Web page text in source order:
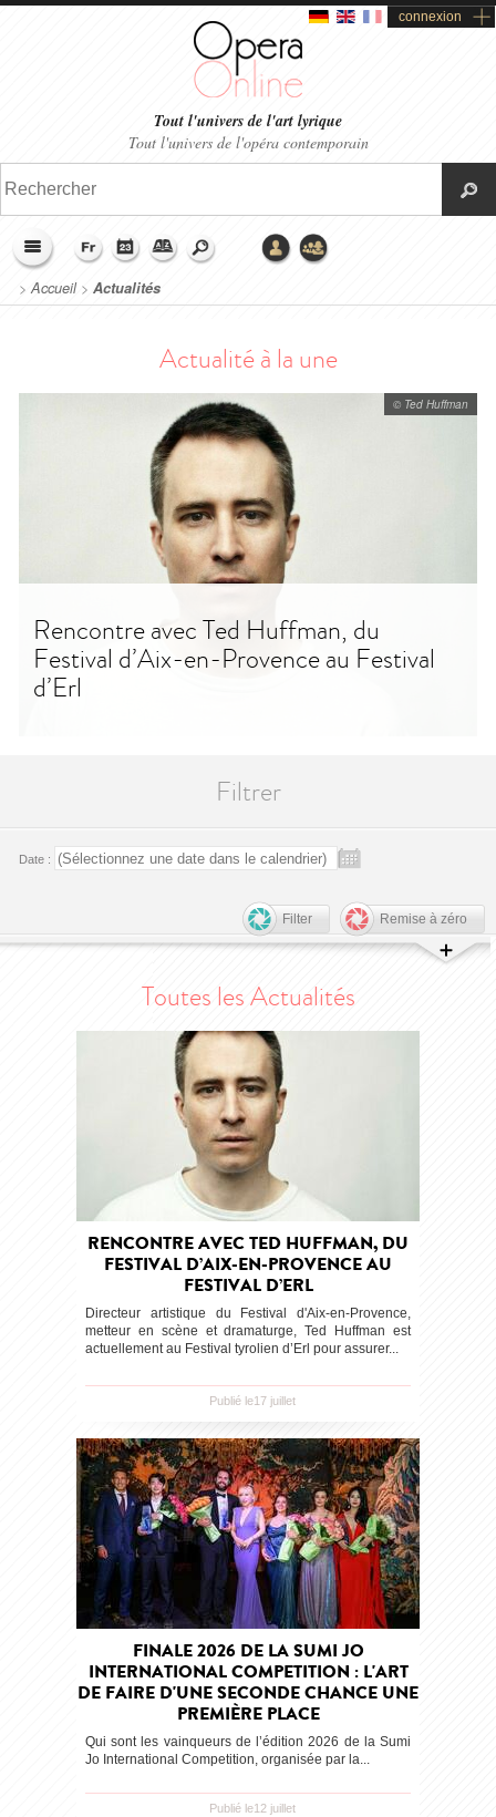
connexion
Tout l'univers de l'art lyrique
Tout l'univers de l'opéra contemporain
>Accueil> Actualités
Actualité à la une
© Ted Huffman
Rencontre avec Ted Huffman, du
Festival d’Aix-en-Provence au Festival
d’Erl
Filtrer
Date :
Filter Remise à zéro
Toutes les Actualités
RENCONTRE AVEC TED HUFFMAN, DU
FESTIVAL D’AIX-EN-PROVENCE AU
FESTIVAL D’ERL
Directeur artistique du Festival d'Aix-en-Provence,
metteur en scène et dramaturge, Ted Huffman est
actuellement au Festival tyrolien d’Erl pour assurer...
Publié le17 juillet
FINALE 2026 DE LA SUMI JO
INTERNATIONAL COMPETITION : L'ART
DE FAIRE D'UNE SECONDE CHANCE UNE
PREMIÈRE PLACE
Qui sont les vainqueurs de l’édition 2026 de la Sumi
Jo International Competition, organisée par la...
Publié le12 juillet